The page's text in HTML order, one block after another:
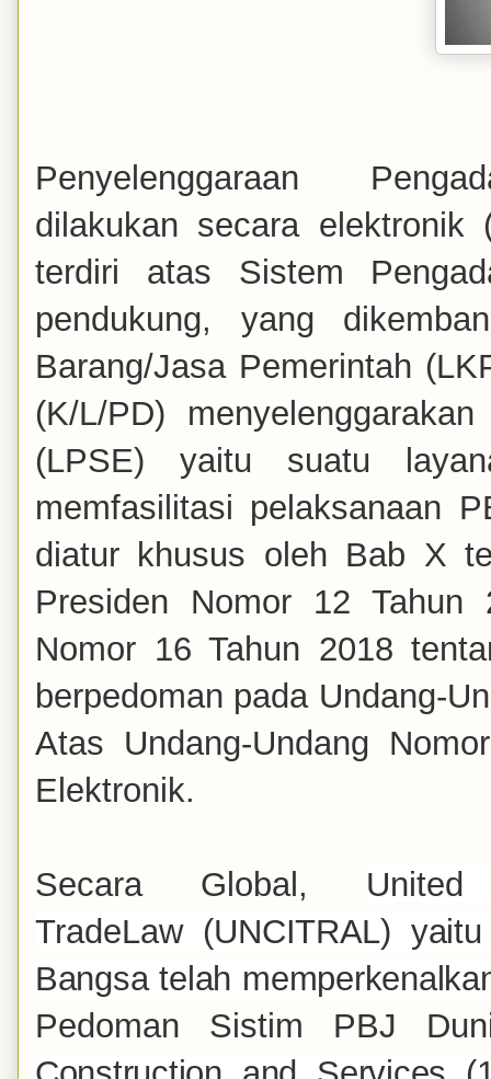
Penyelenggaraan
dilakukan secara elektronik
terdiri atas Sistem
pendukung, yang
Barang/Jasa Pemerintah
(K/L/PD)
(LPSE) yaitu suatu
memfasilitasi pelaksanaan
diatur khusus oleh Bab X
Presiden Nomor 12 Tahun
Nomor 16 Tahun 2018
berpedoman pada Undang-
Atas Undang-Undang
Elektronik.
Secara Global,
TradeLaw (UNCITRAL)
Bangsa telah
Pedoman Sistim PBJ